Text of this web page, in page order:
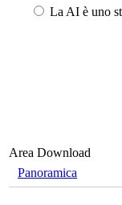
La AI è uno
Area Download
Panoramica